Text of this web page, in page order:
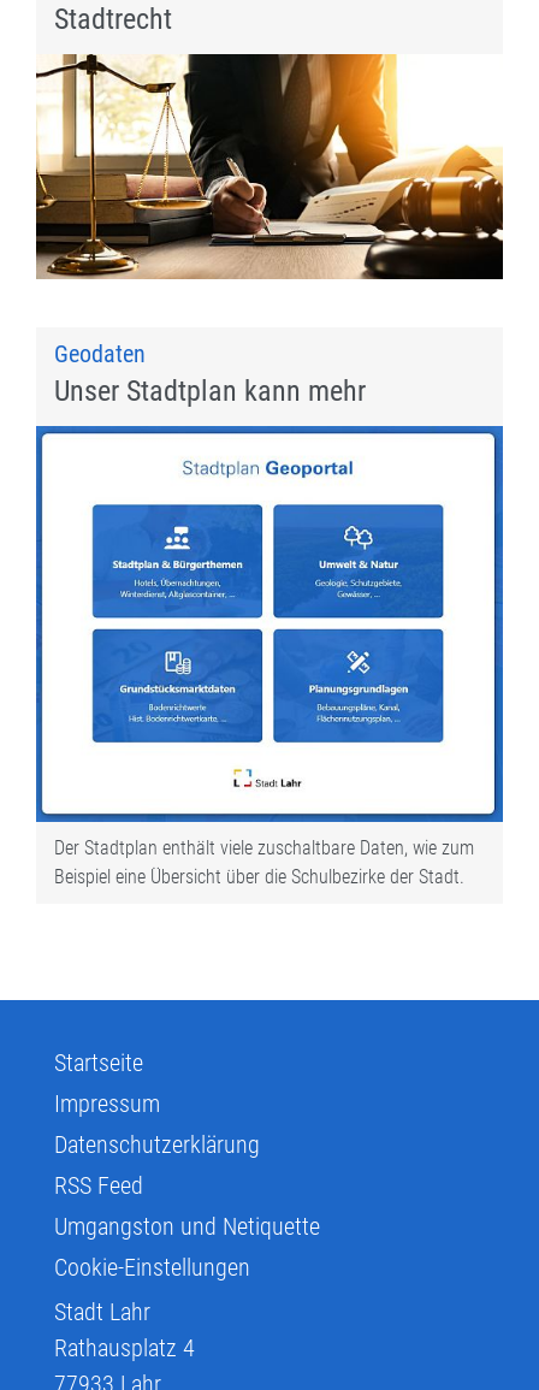
Stadtrecht
Geodaten
Unser Stadtplan kann mehr
Der Stadtplan enthält viele zuschaltbare Daten, wie zum
Beispiel eine Übersicht über die Schulbezirke der Stadt.
Startseite
Impressum
Datenschutzerklärung
RSS Feed
Umgangston und Netiquette
Cookie-Einstellungen
Stadt Lahr
Rathausplatz 4
77933 Lahr